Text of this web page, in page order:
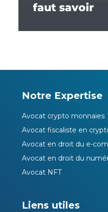
faut savoir
Notre Expertise
Avocat crypto monnaies
Avocat fiscaliste en
Avocat en droit du e-
Avocat en droit du
Avocat NFT
Liens utiles